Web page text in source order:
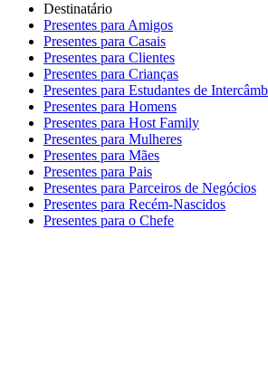
Destinatário
Presentes para Amigos
Presentes para Casais
Presentes para Clientes
Presentes para Crianças
Presentes para Estudantes de
Presentes para Homens
Presentes para Host Family
Presentes para Mulheres
Presentes para Mães
Presentes para Pais
Presentes para Parceiros de Negócios
Presentes para Recém-Nascidos
Presentes para o Chefe